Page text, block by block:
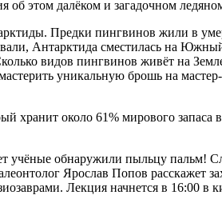
об этом далёком и загадочном
Предки пингвинов жили в
Антарктида сместилась на
видов пингвинов живёт на
уникальную брошь на
около 61% мирового
учёные обнаружили пыльцу пальм!
Ярослав Попов
Лекция начнется в 16:00 в